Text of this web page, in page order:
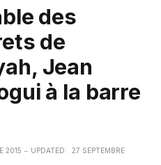
des
de
Jean
à la barre
2015 UPDATED: 27 SEPTEMBRE